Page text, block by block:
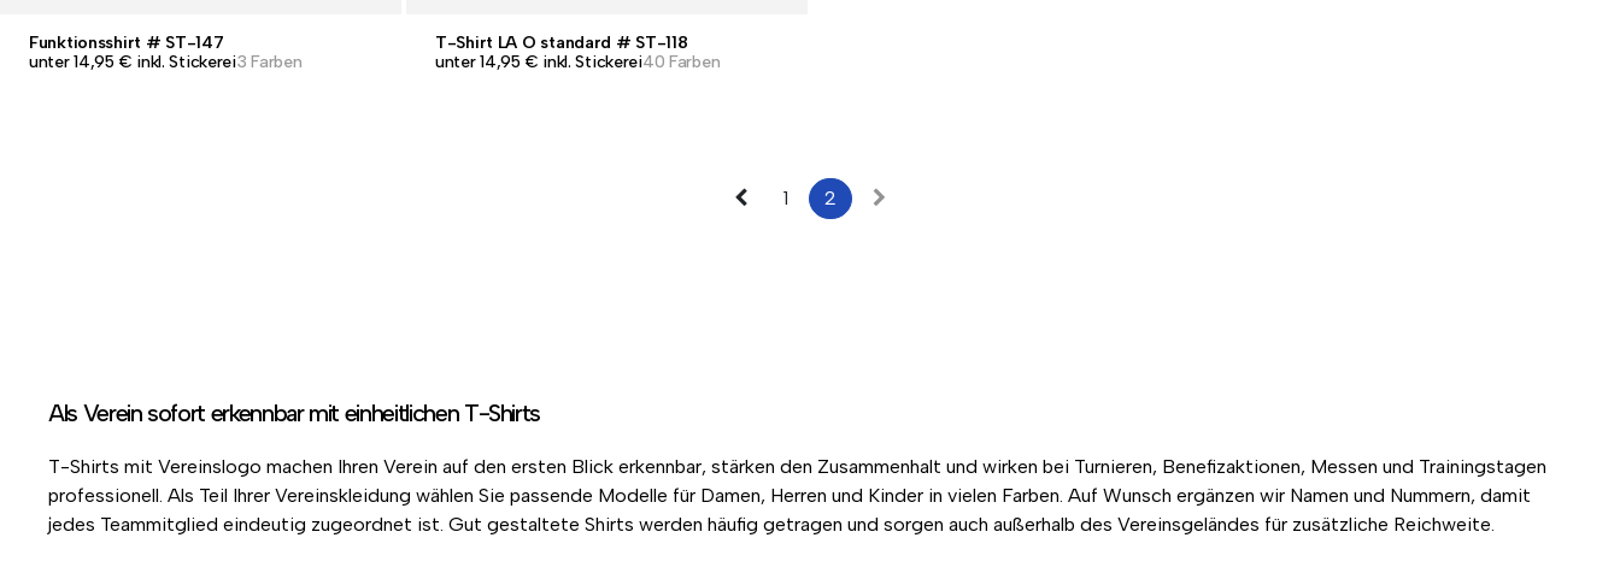
Funktionsshirt # ST-147
unter 14,95 € inkl. Stickerei3 Farben
T-Shirt LA O standard # ST-118
unter 14,95 € inkl. Stickerei40 Farben
1 2
Als Verein sofort erkennbar mit einheitlichen T-Shirts
T-Shirts mit Vereinslogo machen Ihren Verein auf den ersten Blick erkennbar, stärken den Zusammenhalt und wirken bei Turnieren, Benefizaktionen, Messen und Trainingstagen
professionell. Als Teil Ihrer Vereinskleidung wählen Sie passende Modelle für Damen, Herren und Kinder in vielen Farben. Auf Wunsch ergänzen wir Namen und Nummern, damit
jedes Teammitglied eindeutig zugeordnet ist. Gut gestaltete Shirts werden häufig getragen und sorgen auch außerhalb des Vereinsgeländes für zusätzliche Reichweite.